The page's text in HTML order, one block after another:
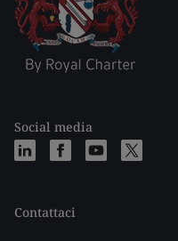
Social media
Contattaci